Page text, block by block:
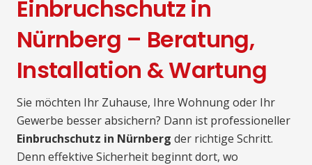
Einbruchschutz in
Nürnberg – Beratung,
Installation & Wartung
Sie möchten Ihr Zuhause, Ihre Wohnung oder Ihr
Gewerbe besser absichern? Dann ist professioneller
Einbruchschutz in Nürnberg der richtige Schritt.
Denn effektive Sicherheit beginnt dort, wo